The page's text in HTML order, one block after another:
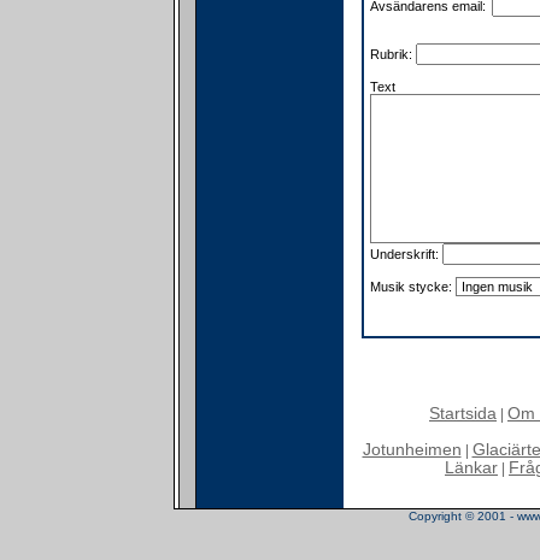
Avsändarens email:
Rubrik:
Text
Underskrift:
Musik stycke:
Startsida Om
Jotunheimen
Länkar
Copyright © 2001 -